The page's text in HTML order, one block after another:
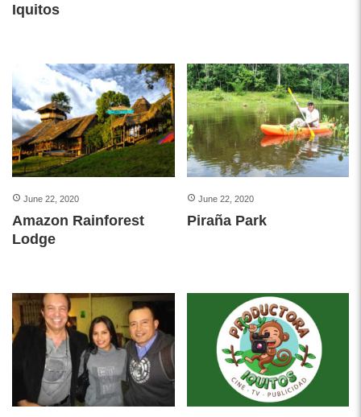
Iquitos
June 22, 2020
Amazon Rainforest
Lodge
June 22, 2020
Piraña Park